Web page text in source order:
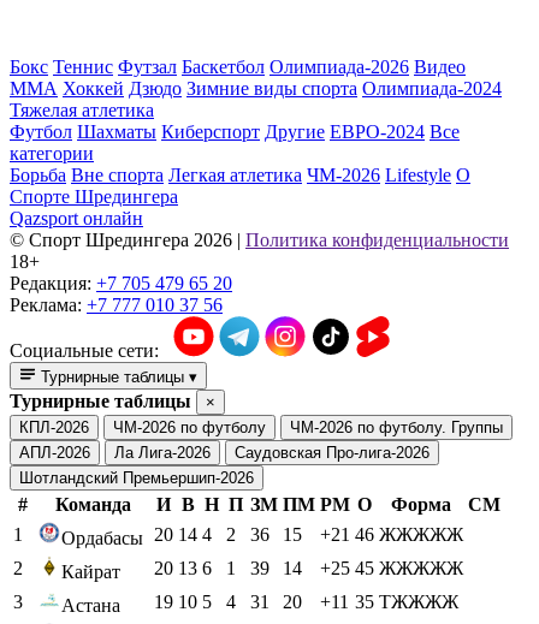
Бокс Теннис Футзал Баскетбол Олимпиада-2026 Видео
ММА Хоккей Дзюдо Зимние виды спорта Олимпиада-2024
Тяжелая атлетика
Футбол Шахматы Киберспорт Другие ЕВРО-2024 Все
категории
Борьба Вне спорта Легкая атлетика ЧМ-2026 Lifestyle О
Спорте Шредингера
Qazsport онлайн
© Cпорт Шредингера 2026
Политика конфиденциальности
18+
Редакция: +7 705 479 65 20
Реклама: +7 777 010 37 56
Социальные сети:
Турнирные таблицы ▾
Турнирные таблицы
×
КПЛ-2026
ЧМ-2026 по футболу
ЧМ-2026 по футболу. Группы
АПЛ-2026
Ла Лига-2026
Саудовская Про-лига-2026
Шотландский Премьершип-2026
# Команда И В Н П ЗМ ПМ РМ О Форма
СМ
1
Ордабасы 20 14 4 2 36 15 +21 46 ЖЖЖЖЖ
2
Кайрат 20 13 6 1 39 14 +25 45 ЖЖЖЖЖ
3
Астана 19 10 5 4 31 20 +11 35 ТЖЖЖЖ